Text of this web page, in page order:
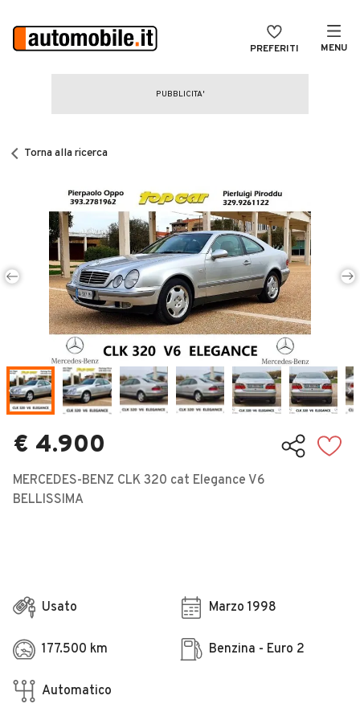
PREFERITI MENU
CERCA
Auto Nuove
Noleggio a lungo termine
Auto d'epoca
Moto
Camper
Veicoli Commerciali
Concessionari
Torna alla ricerca
€ 4.900
MERCEDES-BENZ CLK 320 cat Elegance V6
BELLISSIMA
Usato Marzo 1998
177.500 km Benzina - Euro 2
Automatico